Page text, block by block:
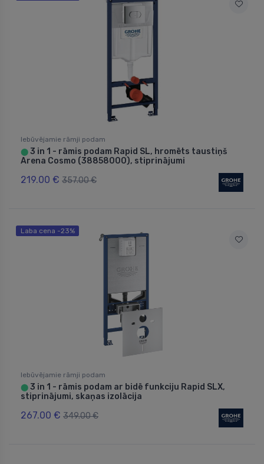
Iebūvējamie rāmji podam
⬤ 3 in 1 - rāmis podam Rapid SL, hromēts taustiņš
Arena Cosmo (38858000), stiprinājumi
219.00 € 357.00 €
Laba cena -23%
Iebūvējamie rāmji podam
⬤ 3 in 1 - rāmis podam ar bidē funkciju Rapid SLX,
stiprinājumi, skaņas izolācija
267.00 € 349.00 €